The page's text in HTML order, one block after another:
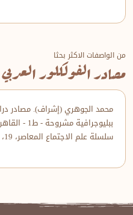
من الواصفات الاكثر بحثا
مصادر الفولكلور العربي
محمد الجوهري (إشراف). مصادر
سلسلة علم الاجتماع المعاصر، 19، طبعة أخرى عن دار الثقافة، 1982